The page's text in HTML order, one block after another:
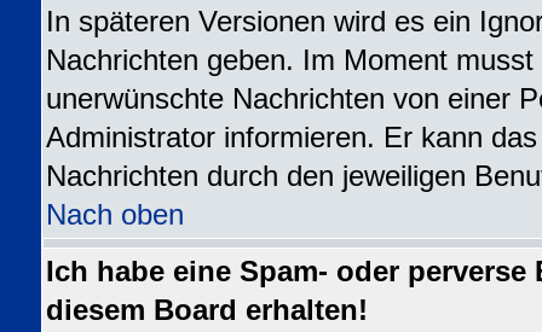
In späteren Versionen wird es ein
Nachrichten geben. Im Moment
unerwünschte Nachrichten von einer
Administrator informieren. Er kann
Nachrichten durch den jeweiligen
Nach oben
Ich habe eine Spam- oder
diesem Board erhalten!